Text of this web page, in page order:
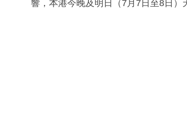
響，本港今晚及明日（7月7日至8日）